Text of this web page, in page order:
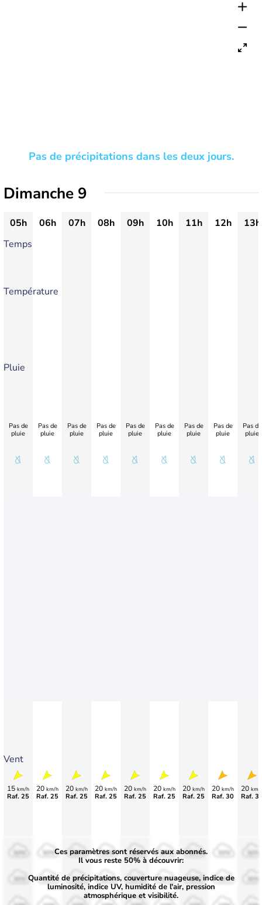
Pas de précipitations dans les deux jours.
Dimanche 9
05h 06h 07h 08h 09h 10h 11h 12h
13h
Temps
Température
Pluie
Vent
Pas de
pluie
15 km/h
Raf. 25
Pas de
pluie
20 km/h
Raf. 25
Pas de
pluie
20 km/h
Raf. 25
Pas de
pluie
20 km/h
Raf. 25
Pas de
pluie
20 km/h
Raf. 25
Pas de
pluie
20 km/h
Raf. 25
Pas de
pluie
20 km/h
Raf. 25
Pas de
pluie
20 km/h
Raf. 30
Pas de
pluie
20 km/
Raf.
50%
30%
50%
30%
50%
30%
50%
30%
50%
30%
50%
30%
50%
30%
Ces paramètres sont réservés aux abonnés.
Il vous reste 50% à découvrir:
Quantité de précipitations, couverture nuageuse, indice de
luminosité, indice UV, humidité de l'air, pression
atmosphérique et visibilité.